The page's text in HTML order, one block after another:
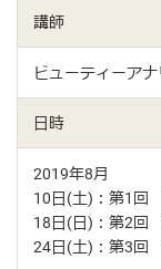
講師
ビューティーア
日時
2019年8月
10日(土)：第1回
18日(日)：第2回
24日(土)：第3回